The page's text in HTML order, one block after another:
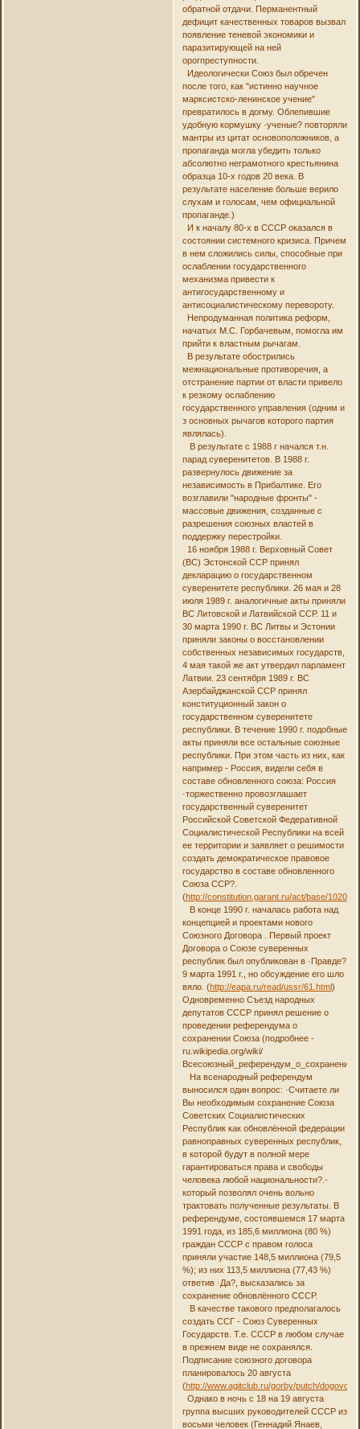
обратной отдачи. Перманентный
дефицит качественных товаров вызвал
появление теневой экономики и
паразитирующей на ней
орогпреступности.
Идеологически Союз был обречен
после того, как "истинно научное
марксистско-ленинское учение"
превратилось в догму. Облепившие
удобную кормушку ·ученые? повторяли
мантры из цитат основоположников, а
пропаганда могла убедить только
абсолютно неграмотного крестьянина
образца 10-х годов 20 века. В
результате население больше верило
слухам и голосам, чем официальной
пропаганде.)
И к началу 80-х в СССР оказался в
состоянии системного кризиса. Причем
в нем сложились силы, способные при
ослаблении государственного
механизма привести к
антигосударственному и
антисоциалистическому перевороту.
Непродуманная политика реформ,
начатых М.С. Горбачевым, помогла им
прийти к властным рычагам.
В результате обострились
межнациональные противоречия, а
отстранение партии от власти привело
к резкому ослаблению
государственного управления (одним и
з основных рычагов которого партия
являлась).
В результате с 1988 г начался т.н.
парад суверенитетов. В 1988 г.
развернулось движение за
независимость в Прибалтике. Его
возглавили "народные фронты" -
массовые движения, созданные с
разрешения союзных властей в
поддержку перестройки.
16 ноября 1988 г. Верховный Совет
(ВС) Эстонской ССР принял
декларацию о государственном
суверенитете республики. 26 мая и 28
июля 1989 г. аналогичные акты приняли
ВС Литовской и Латвийской ССР. 11 и
30 марта 1990 г. ВС Литвы и Эстонии
приняли законы о восстановлении
собственных независимых государств,
4 мая такой же акт утвердил парламент
Латвии. 23 сентября 1989 г. ВС
Азербайджанской ССР принял
конституционный закон о
государственном суверенитете
республики. В течение 1990 г. подобные
акты приняли все остальные союзные
республики. При этом часть из них, как
например - Россия, видели себя в
составе обновленного союза: Россия
·торжественно провозглашает
государственный суверенитет
Российской Советской Федеративной
Социалистической Республики на всей
ее территории и заявляет о решимости
создать демократическое правовое
государство в составе обновленного
Союза ССР?.
(http://constitution.garant.ru/act/base/
В конце 1990 г. началась работа над
концепцией и проектами нового
Союзного Договора . Первый проект
Договора о Союзе суверенных
республик был опубликован в ·Правде?
9 марта 1991 г., но обсуждение его шло
вяло. (http://eapa.ru/read/ussr/61.html)
Одновременно Съезд народных
депутатов СССР принял решение о
проведении референдума о
сохранении Союза (подробнее -
ru.wikipedia.org/wiki/
На всенародный референдум
выносился один вопрос: ·Считаете ли
Вы необходимым сохранение Союза
Советских Социалистических
Республик как обновлённой федерации
равноправных суверенных республик,
в которой будут в полной мере
гарантироваться права и свободы
человека любой национальности?.-
который позволял очень вольно
трактовать полученные результаты. В
референдуме, состоявшемся 17 марта
1991 года, из 185,6 миллиона (80 %)
граждан СССР с правом голоса
приняли участие 148,5 миллиона (79,5
%); из них 113,5 миллиона (77,43 %)
ответив ·Да?, высказались за
сохранение обновлённого СССР.
В качестве такового предполагалось
создать ССГ - Союз Суверенных
Государств. Т.е. СССР в любом случае
в прежнем виде не сохранялся.
Подписание союзного договора
планировалось 20 августа
(http://www.agitclub.ru/gorby/putch/
Однако в ночь с 18 на 19 августа
группа высших руководителей СССР из
восьми человек (Геннадий Янаев,